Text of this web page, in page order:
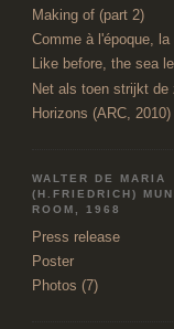
Making of (part 2)
Comme à l'époque, la
Like before, the sea
Net als toen strijkt de
Horizons (ARC, 2010)
WALTER DE MARIA
(H.FRIEDRICH)
ROOM, 1968
Press release
Poster
Photos (7)